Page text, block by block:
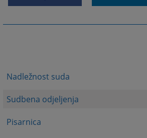
Nadležnost suda
Sudbena odjeljenja
Pisarnica